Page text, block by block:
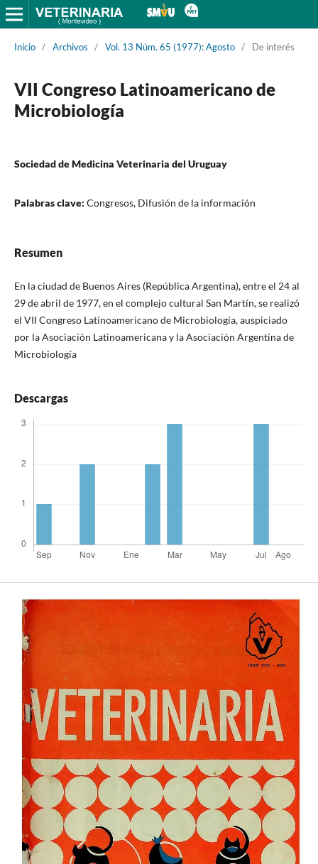
Inicio / Archivos / Vol. 13 Núm. 65 (1977): Agosto / De interés
VII Congreso Latinoamericano de
Microbiología
Sociedad de Medicina Veterinaria del Uruguay
Palabras clave: Congresos, Difusión de la información
Resumen
En la ciudad de Buenos Aires (República Argentina), entre el 24 al
29 de abril de 1977, en el complejo cultural San Martín, se realizó
el VII Congreso Latinoamericano de Microbiología, auspiciado
por la Asociación Latinoamericana y la Asociación Argentina de
Microbiología
Descargas